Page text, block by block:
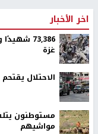
اخر الأخبار
غزة
الاحتلال
مستوطنون
مواشيهم